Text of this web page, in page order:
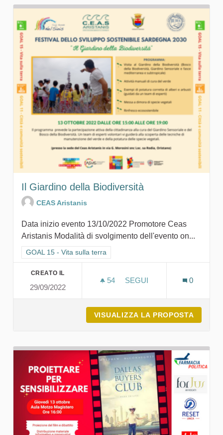
Il Giardino della Biodiversità
CEAS Aristanis
Data inizio evento 13/10/2022 Promotore Ceas
Aristanis Modalità di svolgimento dell'evento on...
Filtra i risultati per categoria: GOAL 15 - Vita sulla terra
GOAL 15 - Vita sulla terra
CREATO IL
29/09/2022
54 54 SOSTENITORI
SEGUI
0
VISUALIZZA LA PROPOSTA